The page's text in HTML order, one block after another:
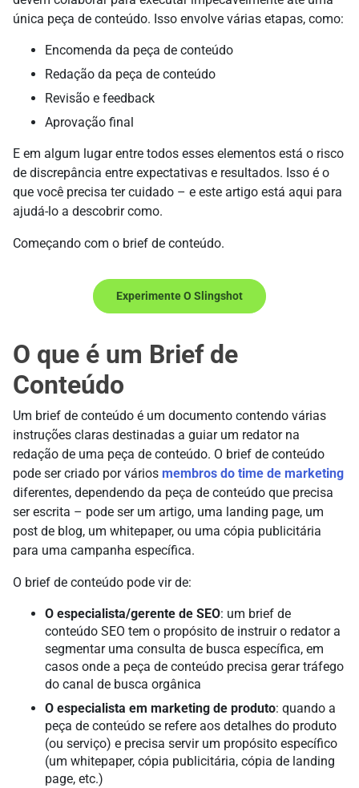
única peça de conteúdo. Isso envolve várias etapas, como:
Encomenda da peça de conteúdo
Redação da peça de conteúdo
Revisão e feedback
Aprovação final
E em algum lugar entre todos esses elementos está o risco
de discrepância entre expectativas e resultados. Isso é o
que você precisa ter cuidado – e este artigo está aqui para
ajudá-lo a descobrir como.
Começando com o brief de conteúdo.
Experimente O Slingshot
O que é um Brief de
Conteúdo
Um brief de conteúdo é um documento contendo várias
instruções claras destinadas a guiar um redator na
redação de uma peça de conteúdo. O brief de conteúdo
pode ser criado por vários membros do time de marketing
diferentes, dependendo da peça de conteúdo que precisa
ser escrita – pode ser um artigo, uma landing page, um
post de blog, um whitepaper, ou uma cópia publicitária
para uma campanha específica.
O brief de conteúdo pode vir de:
O especialista/gerente de SEO: um brief de
conteúdo SEO tem o propósito de instruir o redator a
segmentar uma consulta de busca específica, em
casos onde a peça de conteúdo precisa gerar tráfego
do canal de busca orgânica
O especialista em marketing de produto: quando a
peça de conteúdo se refere aos detalhes do produto
(ou serviço) e precisa servir um propósito específico
(um whitepaper, cópia publicitária, cópia de landing
page, etc.)